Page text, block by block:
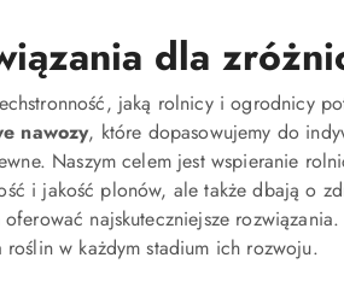
dla
jaką rolnicy i ogrodnicy
nawozy, które dopasowujemy do
Naszym celem jest wspieranie
i jakość plonów, ale także dbają o
najskuteczniejsze
w każdym stadium ich rozwoju.